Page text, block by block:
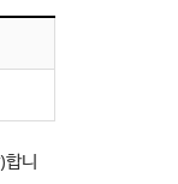
합니